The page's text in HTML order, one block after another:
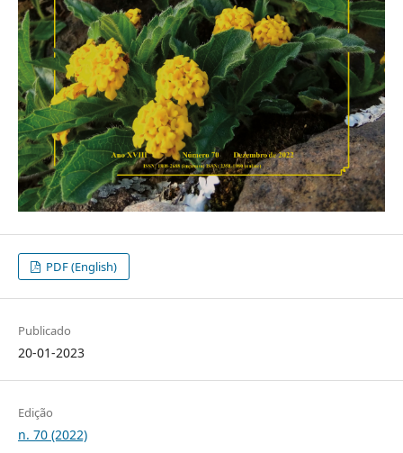
PDF (English)
Publicado
20-01-2023
Edição
n. 70 (2022)